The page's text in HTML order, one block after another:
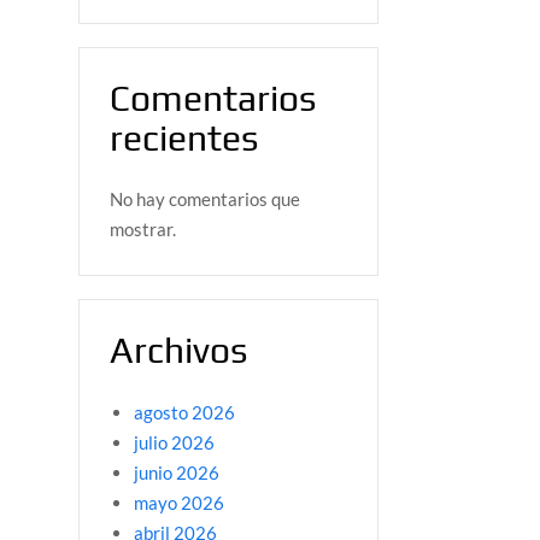
Comentarios
recientes
No hay comentarios que
mostrar.
Archivos
agosto 2026
julio 2026
junio 2026
mayo 2026
abril 2026